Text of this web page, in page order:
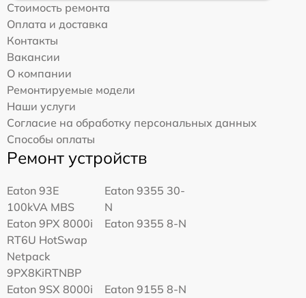
Стоимость ремонта
Оплата и доставка
Контакты
Вакансии
О компании
Ремонтируемые модели
Наши услуги
Согласие на обработку персональных данных
Способы оплаты
Ремонт устройств
Eaton 93E
100kVA MBS
Eaton 9355 30-
N
Eaton 9PX 8000i
RT6U HotSwap
Netpack
9PX8KiRTNBP
Eaton 9355 8-N
Eaton 9SX 8000i
Eaton 9155 8-N